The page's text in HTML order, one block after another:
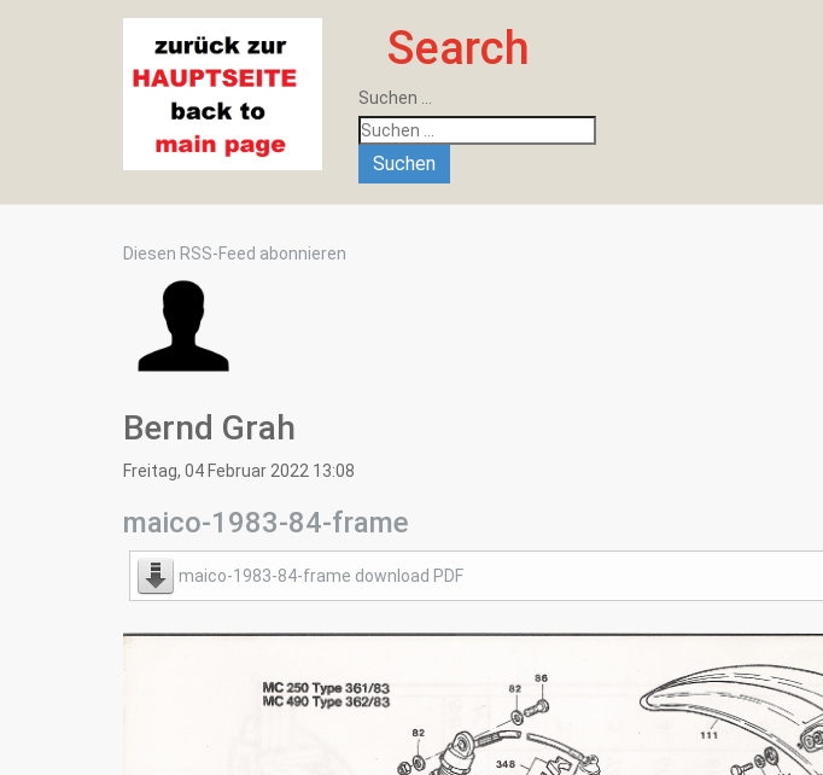
Search
Suchen ...
Suchen
Diesen RSS-Feed abonnieren
Bernd Grah
Freitag, 04 Februar 2022 13:08
maico-1983-84-frame
maico-1983-84-frame download PDF